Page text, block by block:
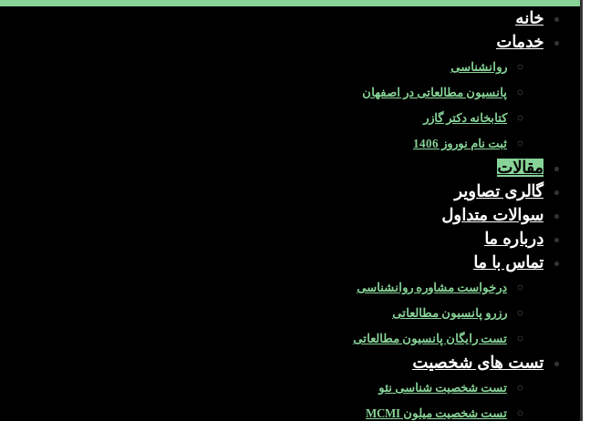
خانه
خدمات
روانشناسی
پانسیون مطالعاتی در اصفهان
کتابخانه دکتر گازر
ثبت نام نوروز 1406
مقالات
گالری تصاویر
سوالات متداول
درباره ما
تماس با ما
درخواست مشاوره روانشناسی
رزرو پانسیون مطالعاتی
تست رایگان پانسیون مطالعاتی
تست های شخصیت
تست شخصیت شناسی نئو
تست شخصیت میلون MCMI